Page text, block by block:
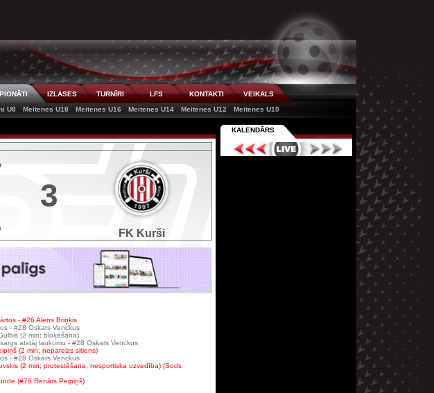
IZLASES TURNĪRI LFS KONTAKTI
VEIKALS
U8 Meitenes U18 Meitenes U16 Meitenes U14 Meitenes U12 Meitenes U10
3
FK Kurši
- #26 Alens Briņķis
- #28 Oskars Venckus
(2 min; bloķēšana)
atstāj laukumu - #28 Oskars Venckus
(2 min; nepareizs sitiens)
- #28 Oskars Venckus
(2 min; protestēšana, nesportiska uzvedība) (Sods
(#76 Renārs Peipiņš)
KALENDĀRS